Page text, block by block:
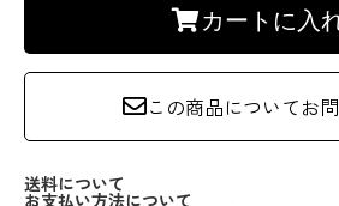
カートに入
この商品についてお
送料について
お支払い方法について